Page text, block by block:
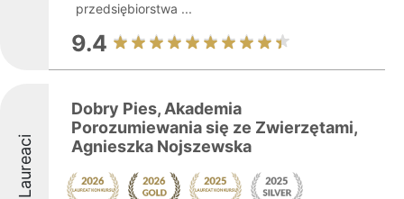
przedsiębiorstwa ...
9.4
Laureaci
Dobry Pies, Akademia
Porozumiewania się ze Zwierzętami,
Agnieszka Nojszewska